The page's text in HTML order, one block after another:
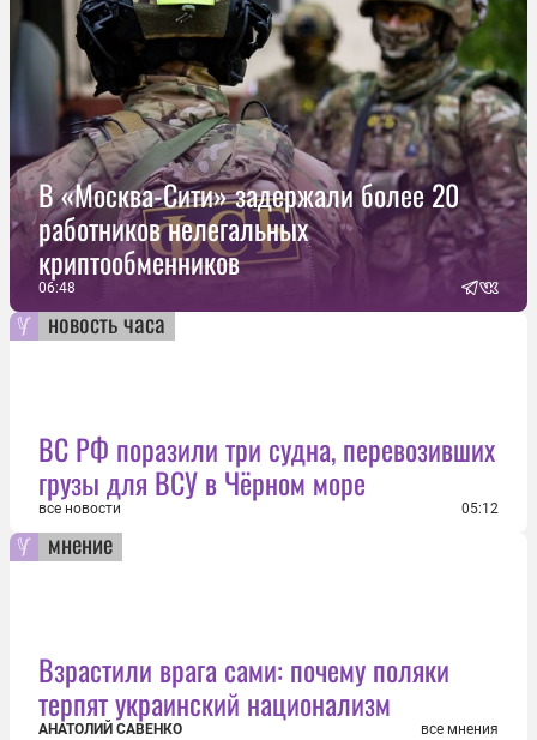
В «Москва-Сити» задержали более 20
работников нелегальных
криптообменников
06:48
новость часа
ВС РФ поразили три судна, перевозивших
грузы для ВСУ в Чёрном море
все новости 05:12
мнение
Взрастили врага сами: почему поляки
терпят украинский национализм
АНАТОЛИЙ САВЕНКО все мнения